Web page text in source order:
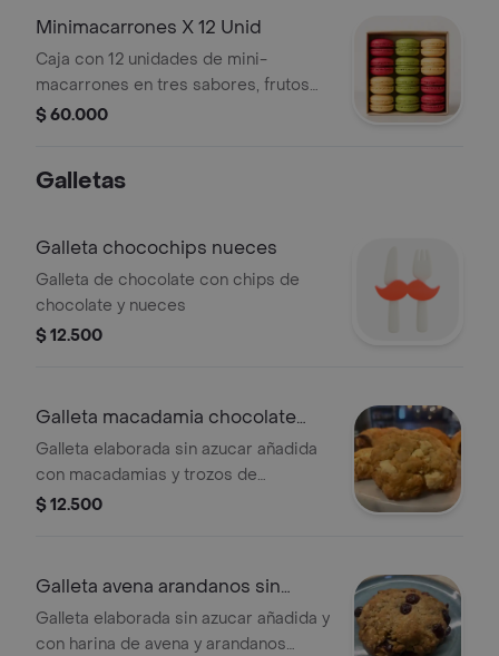
azúcar (sacarosa).
Minimacarrones X 12 Unid
Caja con 12 unidades de mini-
macarrones en tres sabores, frutos
rojos, pistacho y vainilla natural.
$ 60.000
Galletas
Galleta chocochips nueces
Galleta de chocolate con chips de
chocolate y nueces
$ 12.500
Galleta macadamia chocolate
blanco
Galleta elaborada sin azucar añadida
con macadamias y trozos de
chocolate blanco
$ 12.500
Galleta avena arandanos sin
gluten
Galleta elaborada sin azucar añadida y
con harina de avena y arandanos